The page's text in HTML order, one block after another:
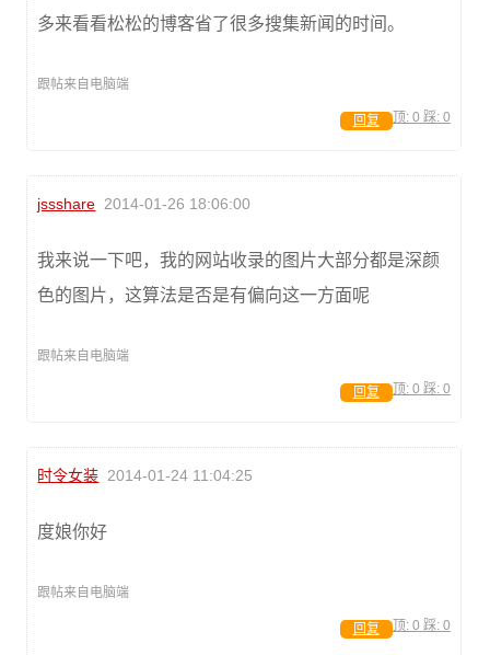
多来看看松松的博客省了很多搜集新闻的时间。
跟帖来自电脑端
顶: 0 踩: 0
回复
jssshare 2014-01-26 18:06:00
我来说一下吧，我的网站收录的图片大部分都是深颜
色的图片，这算法是否是有偏向这一方面呢
跟帖来自电脑端
顶: 0 踩: 0
回复
时令女装 2014-01-24 11:04:25
度娘你好
跟帖来自电脑端
顶: 0 踩: 0
回复